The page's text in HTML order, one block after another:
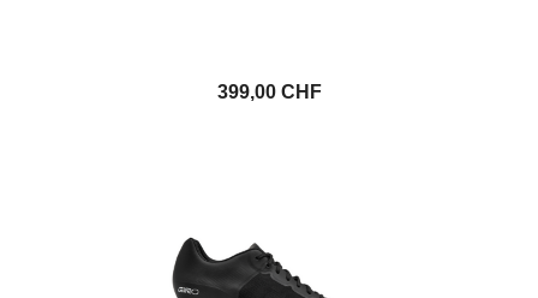
399,00 CHF